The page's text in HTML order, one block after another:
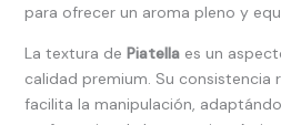
para ofrecer un aroma pleno y
La textura de Piatellaes un
calidad premium. Su consistencia
facilita la manipulación,